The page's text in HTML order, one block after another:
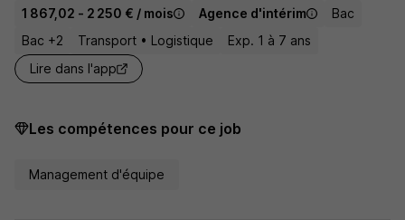
1 867,02 - 2 250 € / mois Agence d'intérim
Bac
Bac +2
Transport • Logistique
Exp. 1 à 7 ans
Lire dans l'app
Les compétences pour ce job
Management d'équipe